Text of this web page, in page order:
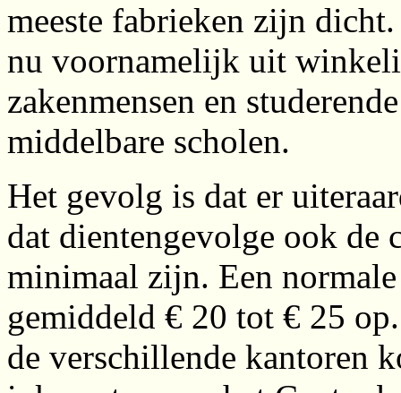
meeste fabrieken zijn
nu voornamelijk uit
zakenmensen en
middelbare scholen.
Het gevolg is dat er
dat dientengevolge ook de
minimaal zijn. Een
gemiddeld € 20 tot € 25
de verschillende kantoren